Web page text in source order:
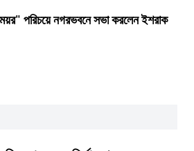
পরিচয়ে নগরভবনে সভা করলেন ইশরাক